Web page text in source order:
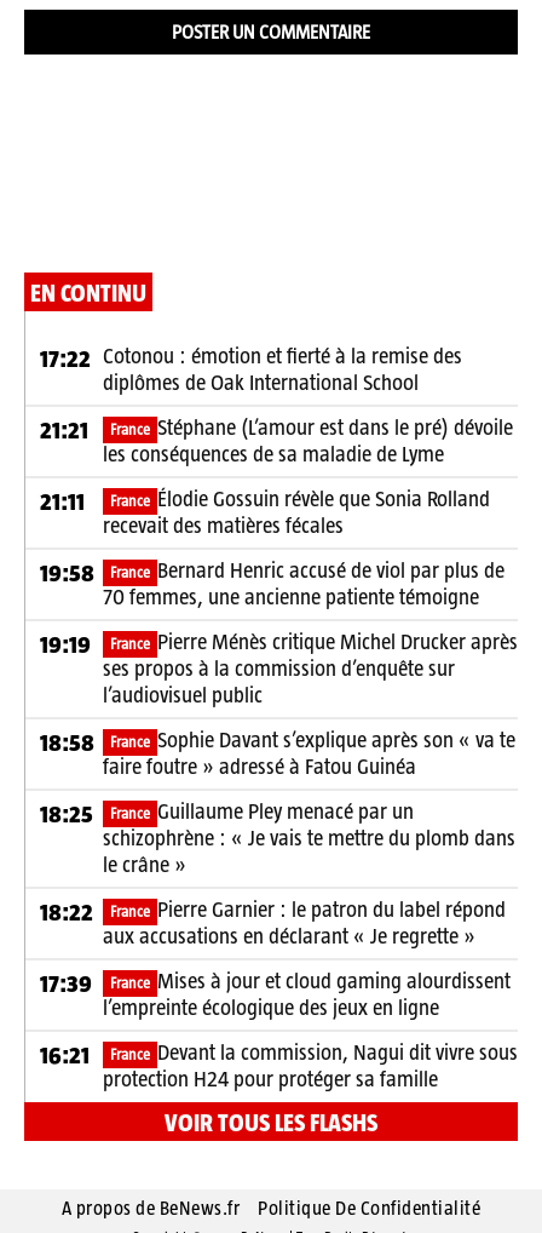
EN CONTINU
17:22 Cotonou : émotion et fierté à la remise des
diplômes de Oak International School
21:21 France Stéphane (L’amour est dans le pré) dévoile
les conséquences de sa maladie de Lyme
21:11 France Élodie Gossuin révèle que Sonia Rolland
recevait des matières fécales
19:58 France Bernard Henric accusé de viol par plus de
70 femmes, une ancienne patiente témoigne
19:19 France Pierre Ménès critique Michel Drucker après
ses propos à la commission d’enquête sur
l’audiovisuel public
18:58 France Sophie Davant s’explique après son « va te
faire foutre » adressé à Fatou Guinéa
18:25 France Guillaume Pley menacé par un
schizophrène : « Je vais te mettre du plomb dans
le crâne »
18:22 France Pierre Garnier : le patron du label répond
aux accusations en déclarant « Je regrette »
17:39 France Mises à jour et cloud gaming alourdissent
l’empreinte écologique des jeux en ligne
16:21 France Devant la commission, Nagui dit vivre sous
protection H24 pour protéger sa famille
VOIR TOUS LES FLASHS
A propos de BeNews.fr Politique De Confidentialité